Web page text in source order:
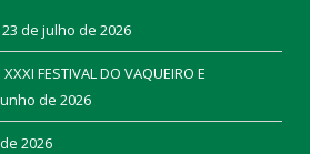
23 de julho de 2026
FESTIVAL DO VAQUEIRO E
de 2026
2026